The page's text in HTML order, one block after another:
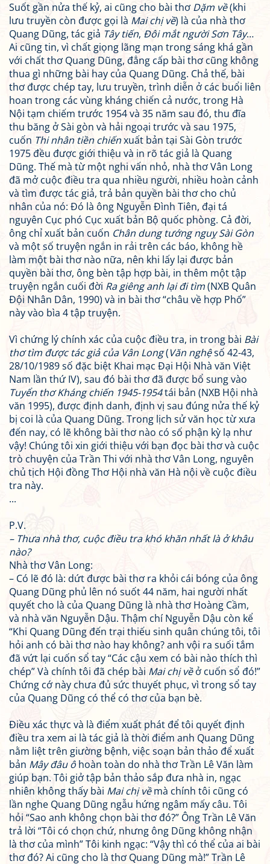
Suốt gần nửa thế kỷ, ai cũng cho bài thơDặm về(khi
lưu truyền còn được gọi là Mai chị về) là của nhà thơ
Quang Dũng, tác giả Tây tiến, Đôi mắt người Sơn Tây…
Ai cũng tin, vì chất giọng lãng mạn trong sáng khá gần
với chất thơ Quang Dũng, đẳng cấp bài thơ cũng không
thua gì những bài hay của Quang Dũng. Chả thế, bài
thơ được chép tay, lưu truyền, trình diễn ở các buổi liên
hoan trong các vùng kháng chiến cả nước, trong Hà
Nội tạm chiếm trước 1954 và 35 năm sau đó, thu đĩa
thu băng ở Sài gòn và hải ngoại trước và sau 1975,
cuốn Thi nhân tiền chiếnxuất bản tại Sài Gòn trước
1975 đều được giới thiệu và in rõ tác giả là Quang
Dũng. Thế mà từ một nghi vấn nhỏ, nhà thơ Vân Long
đã mở cuộc điều tra qua nhiều người, nhiều hoàn cảnh
và tìm được tác giả, trả bản quyền bài thơ cho chủ
nhân của nó: Đó là ông Nguyễn Đình Tiên, đại tá
nguyên Cục phó Cục xuất bản Bộ quốc phòng. Cả đời,
ông chỉ xuất bản cuốn Chân dung tướng nguỵ Sài Gòn
và một số truyện ngắn in rải trên các báo, không hề
làm một bài thơ nào nữa, nên khi lấy lại được bản
quyền bài thơ, ông bèn tập hợp bài, in thêm một tập
truyện ngắn cuối đời Ra giêng anh lại đi tìm(NXB Quân
Đội Nhân Dân, 1990) và in bài thơ “châu về hợp Phố”
này vào bìa 4 tập truyện.
Vì chứng lý chính xác của cuộc điều tra, in trong bài Bài
thơ tìm được tác giả của Vân Long(Văn nghệsố 42-43,
28/10/1989 số đặc biệt Khai mạc Đại Hội Nhà văn Việt
Nam lần thứ IV), sau đó bài thơ đã được bổ sung vào
Tuyển thơ Kháng chiến 1945-1954tái bản (NXB Hội nhà
văn 1995), được định danh, định vị sau đúng nửa thế kỷ
bị coi là của Quang Dũng. Trong lịch sử văn học từ xưa
đến nay, có lẽ không bài thơ nào có số phận kỳ lạ như
vậy! Chúng tôi xin giới thiệu với bạn đọc bài thơ và cuộc
trò chuyện của Trần Thi với nhà thơ Vân Long, nguyên
chủ tịch Hội đồng Thơ Hội nhà văn Hà nội về cuộc điều
tra này.
...
P.V.
– Thưa nhà thơ, cuộc điều tra khó khăn nhất là ở khâu
nào?
Nhà thơ Vân Long:
– Có lẽ đó là: dứt được bài thơ ra khỏi cái bóng của ông
Quang Dũng phủ lên nó suốt 44 năm, hai người nhất
quyết cho là của Quang Dũng là nhà thơ Hoàng Cầm,
và nhà văn Nguyễn Dậu. Thậm chí Nguyễn Dậu còn kể
“Khi Quang Dũng đến trại thiếu sinh quân chúng tôi, tôi
hỏi anh có bài thơ nào hay không? anh vội ra suối tắm
đã vứt lại cuốn sổ tay “Các cậu xem có bài nào thích thì
chép” Và chính tôi đã chép bài Mai chị vềở cuốn sổ đó!”
Chứng cớ này chưa đủ sức thuyết phục, vì trong sổ tay
của Quang Dũng có thể có thơ của bạn bè.
Điều xác thực và là điểm xuất phát để tôi quyết định
điều tra xem ai là tác giả là thời điểm anh Quang Dũng
nằm liệt trên giường bệnh, việc soạn bản thảo để xuất
bản Mây đâu ô hoàn toàn do nhà thơ Trần Lê Văn làm
giúp bạn. Tôi giở tập bản thảo sắp đưa nhà in, ngạc
nhiên không thấy bài Mai chị vềmà chính tôi cũng có
lần nghe Quang Dũng ngẫu hứng ngâm mấy câu. Tôi
hỏi “Sao anh không chọn bài thơ đó?” Ông Trần Lê Văn
trả lời “Tôi có chọn chứ, nhưng ông Dũng không nhận
là thơ của mình” Tôi kinh ngạc: “Vậy thì có thể của ai bài
thơ đó? Ai cũng cho là thơ Quang Dũng mà!” Trần Lê